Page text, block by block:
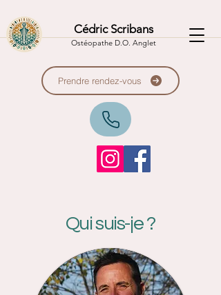
Cédric Scribans
Ostéopathe D.O. Anglet
Prendre rendez-vous
Qui suis-je ?